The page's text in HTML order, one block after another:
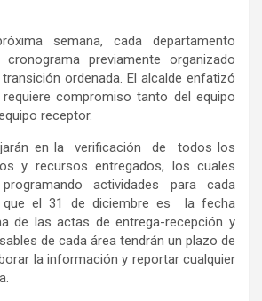
semana, cada departamento
previamente organizado
ordenada. El alcalde enfatizó
compromiso tanto del equipo
receptor.
en la verificación de todos los
y recursos entregados, los cuales
actividades para cada
queel 31 de diciembre es la fecha
de las actas de entrega-recepción y
de cada área tendrán un plazo de
la información y reportar cualquier